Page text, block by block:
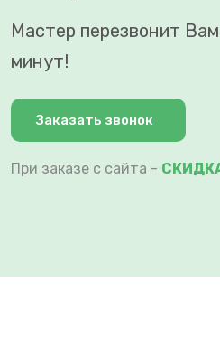
Мастер перезвонит
минут!
Заказать звонок
При заказе с сайта -